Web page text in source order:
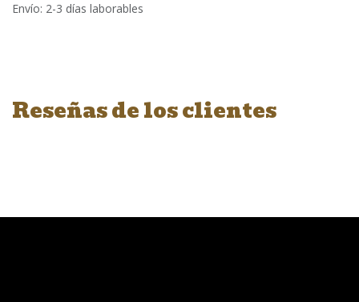
Envío: 2-3 días laborables
Reseñas de los clientes